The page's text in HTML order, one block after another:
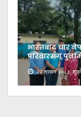
भारतबाट चार
परिवारसँग
२२ श्रावण २०८३,